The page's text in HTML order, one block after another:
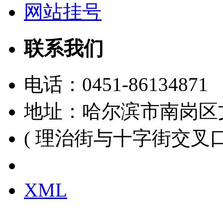
网站挂号
联系我们
电话： 0451-86134871
地址：哈尔滨市南岗
( 理治街与十字街交叉
XML